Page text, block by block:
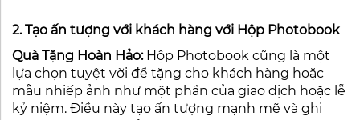
2. Tạo ấn tượng với khách hàng với Hộp Photobook
Quà Tặng Hoàn Hảo:Hộp Photobook cũng là một
lựa chọn tuyệt vời để tặng cho khách hàng hoặc
mẫu nhiếp ảnh như một phần của giao dịch hoặc lễ
kỷ niệm. Điều này tạo ấn tượng mạnh mẽ và ghi